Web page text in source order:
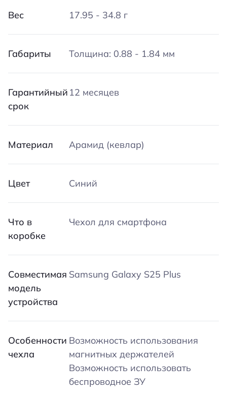
Вес 17.95 - 34.8 г
Габариты Толщина: 0.88 - 1.84 мм
Гарантийный
срок
12 месяцев
Материал Арамид (кевлар)
Цвет Синий
Что в
коробке
Чехол для смартфона
Совместимая
модель
устройства
Samsung Galaxy S25 Plus
Особенности
чехла
Возможность использования
магнитных держателей
Возможность использовать
беспроводное ЗУ